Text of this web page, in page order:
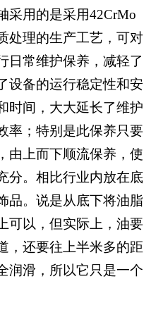
采用的是采用42CrMo
处理的生产工艺，可对
日常维护保养，减轻了
设备的运行稳定性和安
时间，大大延长了维护
率；特别是此保养只要
由上而下顺流保养，使
分。相比行业内放在底
品。说是从底下将油脂
可以，但实际上，油要
，还要往上半米多的距
润滑，所以它只是一个